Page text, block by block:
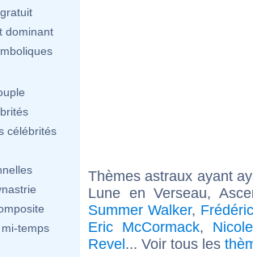
dominant
célébrités
temps
Thèmes astraux ayant
Lune en Verseau,
Summer Walker,
Eric McCormack,
Revel... Voir tous les